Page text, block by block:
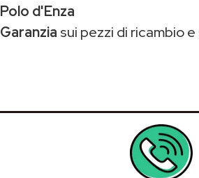
Polo d'Enza
Garanzia sui pezzi di ricambio